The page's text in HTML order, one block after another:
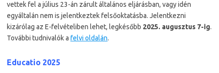
vettek fel a július 23-án zárult általános eljárásban, vagy idén
egyáltalán nem is jelentkeztek felsőoktatásba. Jelentkezni
kizárólag az E-felvételiben lehet, legkésőbb 2025. augusztus 7-ig.
További tudnivalók a felvi oldalán.
Educatio 2025